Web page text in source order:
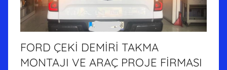
FORD ÇEKİ DEMİRİ TAKMA
MONTAJI VE ARAÇ PROJE FİRMASI